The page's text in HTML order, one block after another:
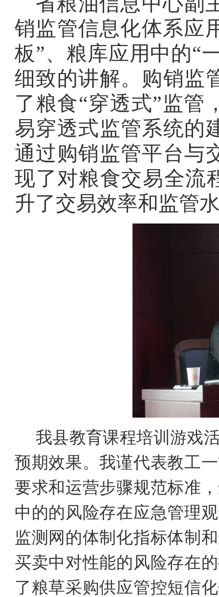
销监管信息化体系应
板”、粮库应用中的“
细致的讲解。购销监
了粮食“穿透式”监管
易穿透式监管系统的
通过购销监管平台与
现了对粮食交易全流
升了交易效率和监管
我县教育课程培训游戏
预期效果。我谨代表教工
要求和运营步骤规范标准
中的的风险存在应急管理
监测网的体制化指标体制
买卖中对性能的风险存在
了粮草采购供应管控短信